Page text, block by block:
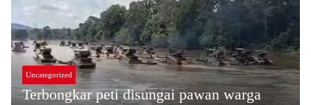
Uncategorized
Terbongkar peti disungai pawan warga